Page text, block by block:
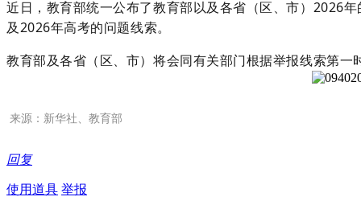
近日，教育部统一公布了教育部以及各省（区、市）2026
及2026年高考的问题线索。
教育部及各省（区、市）将会同有关部门根据举报线索第
来源：新华社、教育部
回复
使用道具 举报